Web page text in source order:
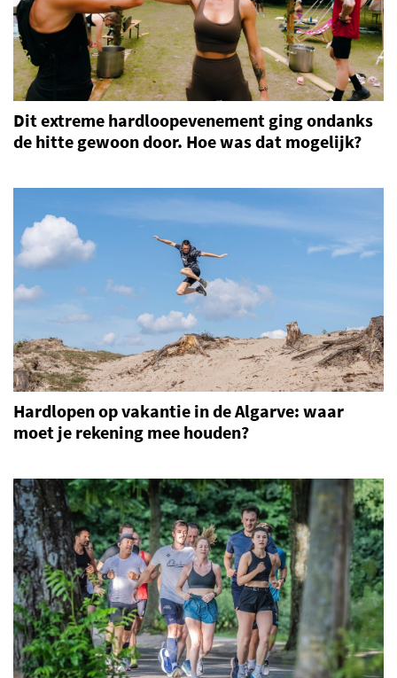
Dit extreme hardloopevenement ging ondanks
de hitte gewoon door. Hoe was dat mogelijk?
Hardlopen op vakantie in de Algarve: waar
moet je rekening mee houden?